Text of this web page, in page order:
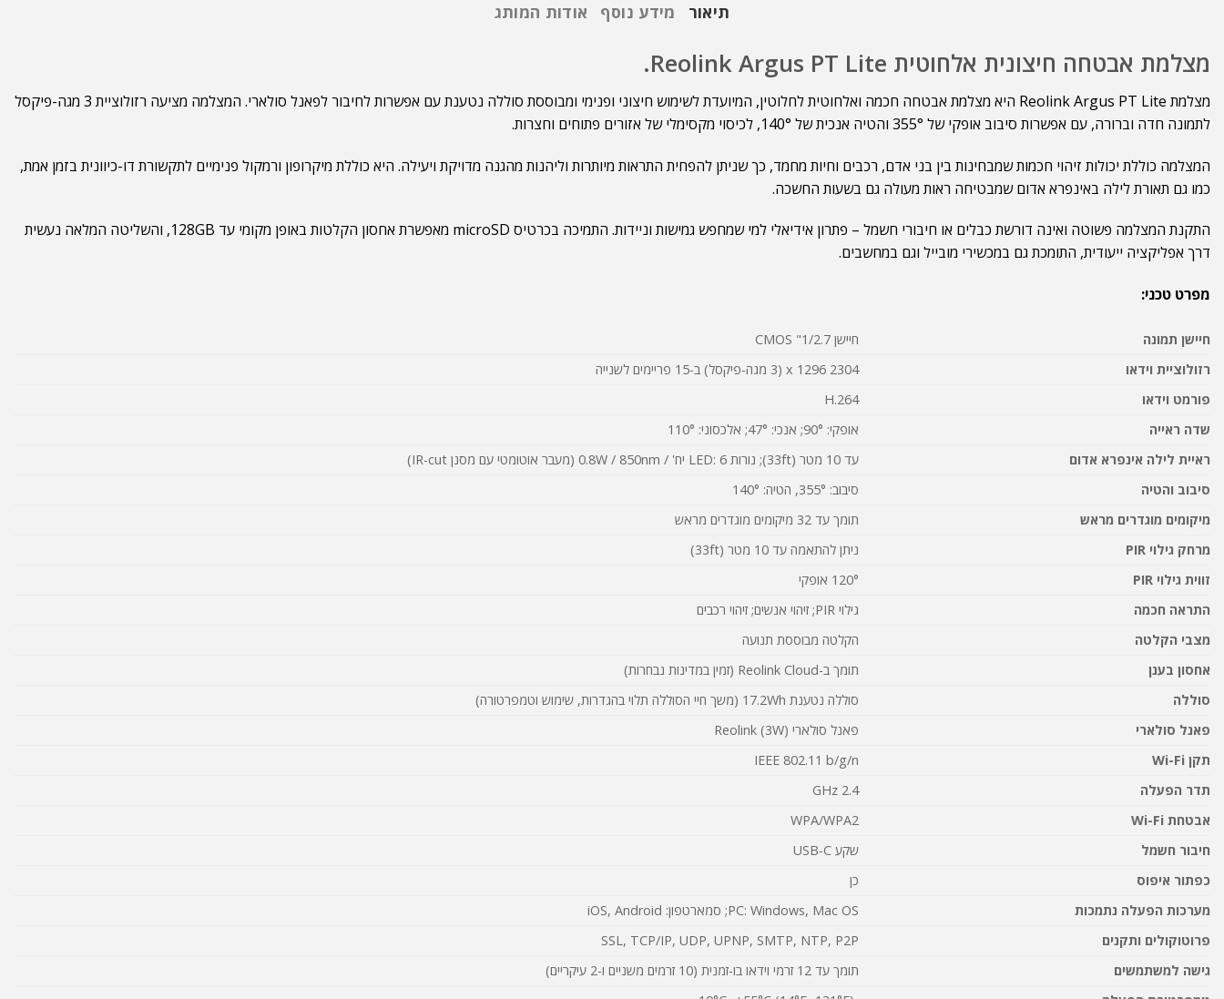
תיאור מידע נוסף אודות המותג
מצלמת אבטחה חיצונית אלחוטית Reolink Argus PT Lite.​
מצלמת Reolink Argus PT Lite היא מצלמת אבטחה חכמה ואלחוטית לחלוטין, המיועדת לשימוש חיצוני ופנימי ומבוססת סוללה נטענת עם אפשרות לחיבור לפאנל סולארי. המצלמה מציעה רזולוציית 3 מגה-פיקסל
לתמונה חדה וברורה, עם אפשרות סיבוב אופקי של 355° והטיה אנכית של 140°, לכיסוי מקסימלי של אזורים פתוחים וחצרות.
המצלמה כוללת יכולות זיהוי חכמות שמבחינות בין בני אדם, רכבים וחיות מחמד, כך שניתן להפחית התראות מיותרות וליהנות מהגנה מדויקת ויעילה. היא כוללת מיקרופון ורמקול פנימיים לתקשורת דו-כיוונית בזמן אמת,
כמו גם תאורת לילה באינפרא אדום שמבטיחה ראות מעולה גם בשעות החשכה.
התקנת המצלמה פשוטה ואינה דורשת כבלים או חיבורי חשמל – פתרון אידיאלי למי שמחפש גמישות וניידות. התמיכה בכרטיס microSD מאפשרת אחסון הקלטות באופן מקומי עד 128GB, והשליטה המלאה נעשית
דרך אפליקציה ייעודית, התומכת גם במכשירי מובייל וגם במחשבים.
מפרט טכני:
חיישן תמונה
חיישן 1/2.7" CMOS
רזולוציית וידאו
2304 x 1296 (3 מגה-פיקסל) ב-15 פריימים לשנייה
פורמט וידאו
H.264
שדה ראייה
אופקי: 90°; אנכי: 47°; אלכסוני: 110°
ראיית לילה אינפרא אדום
עד 10 מטר (33ft); נורות LED: 6 יח' / 0.8W / 850nm (מעבר אוטומטי עם מסנן IR-cut)
סיבוב והטיה
סיבוב: 355°, הטיה: 140°
מיקומים מוגדרים מראש
תומך עד 32 מיקומים מוגדרים מראש
מרחק גילוי PIR
ניתן להתאמה עד 10 מטר (33ft)
זווית גילוי PIR
120° אופקי
התראה חכמה
גילוי PIR; זיהוי אנשים; זיהוי רכבים
מצבי הקלטה
הקלטה מבוססת תנועה
אחסון בענן
תומך ב-Reolink Cloud (זמין במדינות נבחרות)
סוללה
סוללה נטענת 17.2Wh (משך חיי הסוללה תלוי בהגדרות, שימוש וטמפרטורה)
פאנל סולארי
פאנל סולארי Reolink (3W)
תקן Wi-Fi
IEEE 802.11 b/g/n
תדר הפעלה
2.4 GHz
אבטחת Wi-Fi
WPA/WPA2
חיבור חשמל
שקע USB-C
כפתור איפוס
כן
מערכות הפעלה נתמכות
PC: Windows, Mac OS; סמארטפון: iOS, Android
פרוטוקולים ותקנים
SSL, TCP/IP, UDP, UPNP, SMTP, NTP, P2P
גישה למשתמשים
תומך עד 12 זרמי וידאו בו-זמנית (10 זרמים משניים ו-2 עיקריים)